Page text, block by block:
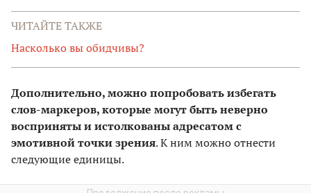
ЧИТАЙТЕ ТАКЖЕ
Насколько вы обидчивы?
Дополнительно, можно попробовать избегать
слов-маркеров, которые могут быть неверно
восприняты и истолкованы адресатом с
эмотивной точки зрения. К ним можно отнести
следующие единицы.